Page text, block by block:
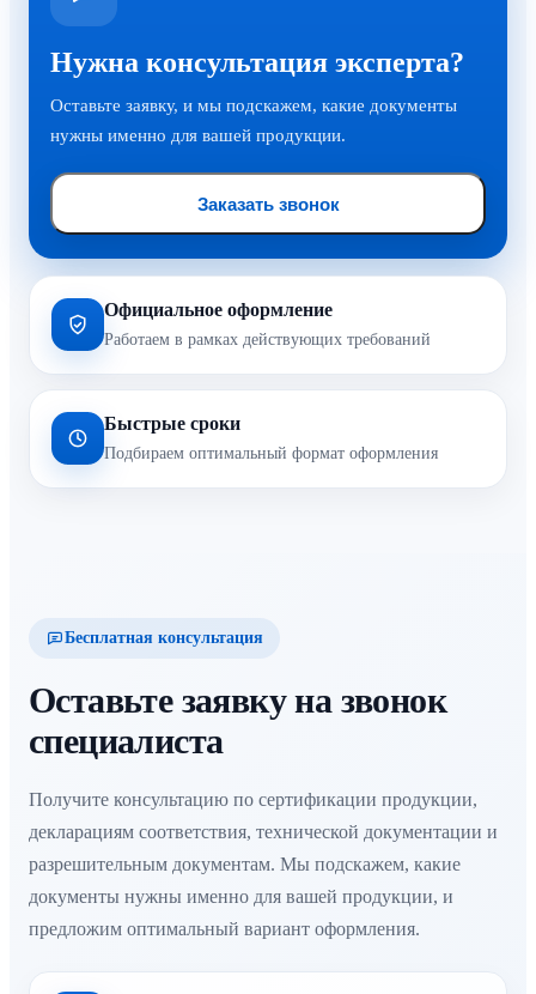
Нужна консультация эксперта?
Оставьте заявку, и мы подскажем, какие документы
нужны именно для вашей продукции.
Заказать звонок
Официальное оформление
Работаем в рамках действующих требований
Быстрые сроки
Подбираем оптимальный формат оформления
Бесплатная консультация
Оставьте заявку на звонок
специалиста
Получите консультацию по сертификации продукции,
декларациям соответствия, технической документации и
разрешительным документам. Мы подскажем, какие
документы нужны именно для вашей продукции, и
предложим оптимальный вариант оформления.